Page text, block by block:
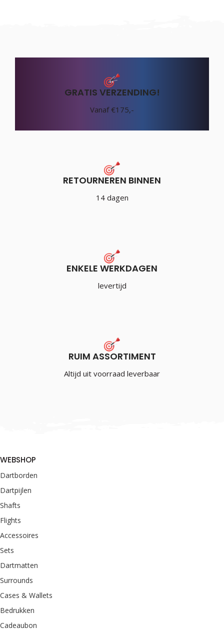
GRATIS VERZENDING!
Vanaf €175,-
RETOURNEREN BINNEN
14 dagen
ENKELE WERKDAGEN
levertijd
RUIM ASSORTIMENT
Altijd uit voorraad leverbaar
WEBSHOP
Dartborden
Dartpijlen
Shafts
Flights
Accessoires
Sets
Dartmatten
Surrounds
Cases & Wallets
Bedrukken
Cadeaubon